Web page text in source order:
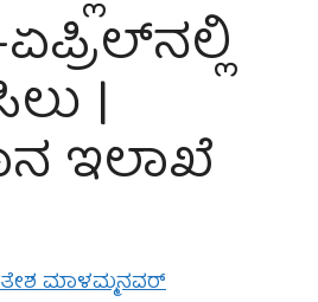
|
ಇಲಾಖೆ
ಮಾಳಮ್ಮನವರ್